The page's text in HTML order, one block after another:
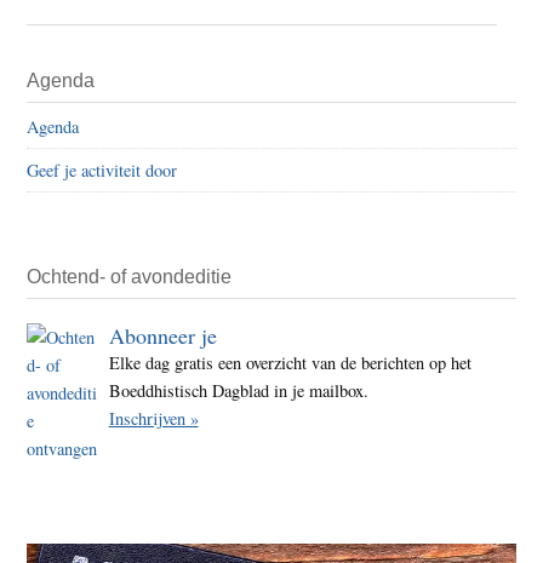
Sidebar
Agenda
Agenda
Geef je activiteit door
Ochtend- of avondeditie
Abonneer je
Elke dag gratis een overzicht van de berichten op het
Boeddhistisch Dagblad in je mailbox.
Inschrijven »